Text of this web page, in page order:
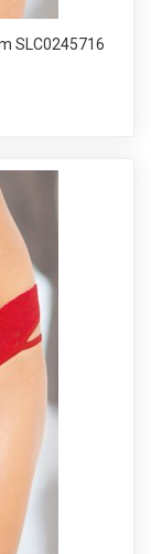
SLC0245716